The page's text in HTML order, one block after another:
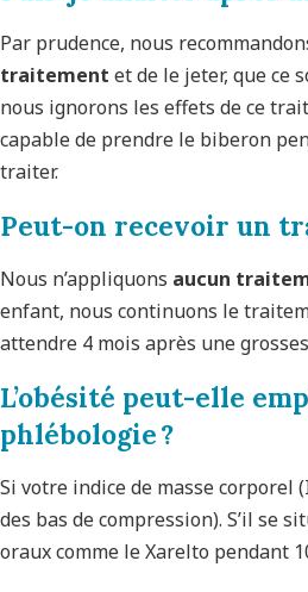
Par prudence, nous
traitement et de le jeter, que ce
nous ignorons les effets de ce
capable de prendre le biberon
traiter.
Peut-on recevoir un
Nous n’appliquons aucun
enfant, nous continuons le
attendre 4 mois après une
L’obésité peut-elle
phlébologie ?
Si votre indice de masse corporel
des bas de compression). S’il se
oraux comme le Xarelto pendant